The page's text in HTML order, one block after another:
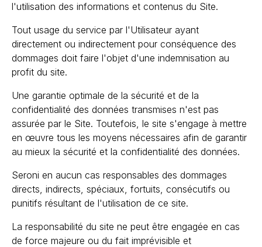
l'utilisation des informations et contenus du Site.
Tout usage du service par l'Utilisateur ayant
directement ou indirectement pour conséquence des
dommages doit faire l'objet d'une indemnisation au
profit du site.
Une garantie optimale de la sécurité et de la
confidentialité des données transmises n'est pas
assurée par le Site. Toutefois, le site s'engage à mettre
en œuvre tous les moyens nécessaires afin de garantir
au mieux la sécurité et la confidentialité des données.
Seroni en aucun cas responsables des dommages
directs, indirects, spéciaux, fortuits, consécutifs ou
punitifs résultant de l'utilisation de ce site.
La responsabilité du site ne peut être engagée en cas
de force majeure ou du fait imprévisible et